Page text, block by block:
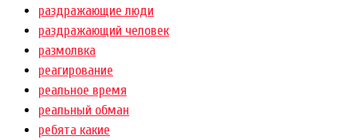
раздражающие люди
раздражающий человек
размолвка
реагирование
реальное время
реальный обман
ребята какие